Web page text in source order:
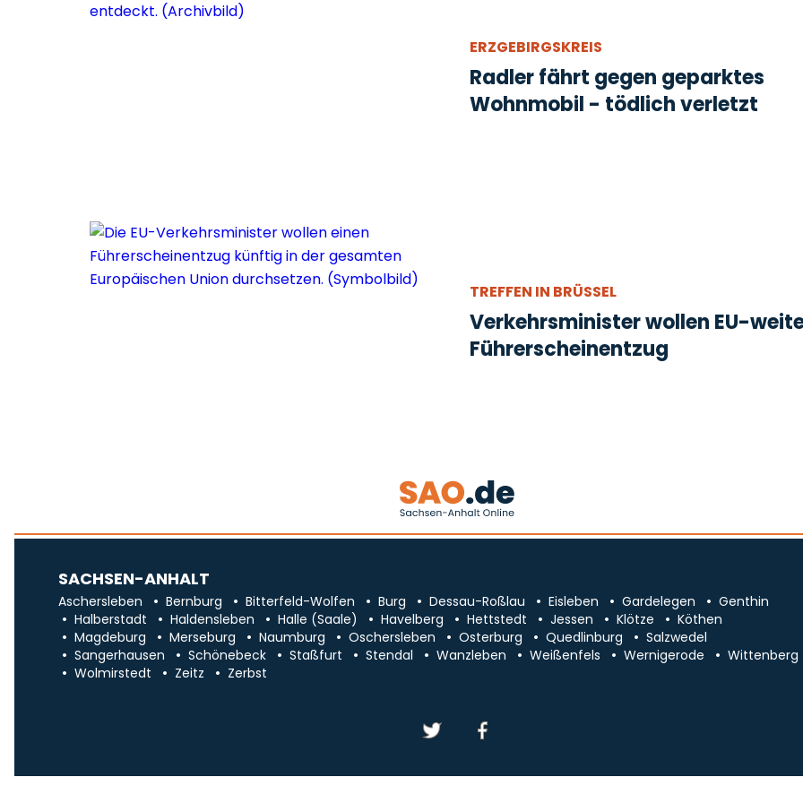
ERZGEBIRGSKREIS
Radler fährt gegen geparktes
Wohnmobil - tödlich verletzt
TREFFEN IN BRÜSSEL
Verkehrsminister wollen EU-
Führerscheinentzug
SACHSEN-ANHALT
Aschersleben Bernburg Bitterfeld-Wolfen Burg Dessau-Roßlau Eisleben Gardelegen
Genthin
Halberstadt
Haldensleben Halle (Saale) Havelberg Hettstedt Jessen Klötze
Köthen
Magdeburg
Merseburg Naumburg Oschersleben Osterburg Quedlinburg
Salzwedel
Sangerhausen
Schönebeck Staßfurt Stendal Wanzleben Weißenfels Wernigerode
Wittenberg
Wolmirstedt
Zeitz Zerbst